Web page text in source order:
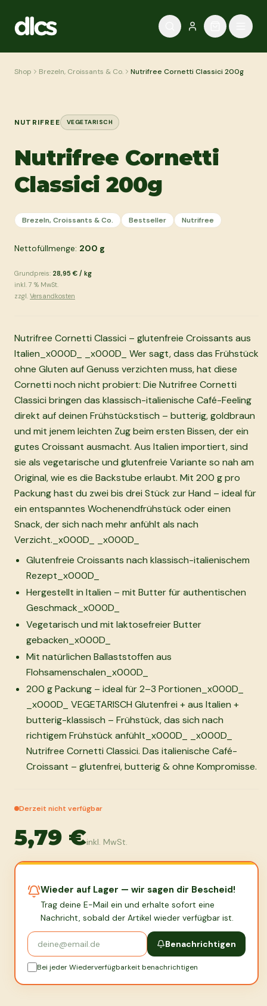
Shop Brezeln, Croissants & Co. Nutrifree Cornetti Classici 200g
NUTRIFREE VEGETARISCH
Nutrifree Cornetti
Classici 200g
Brezeln, Croissants & Co. Bestseller Nutrifree
Nettofüllmenge: 200 g
Grundpreis: 28,95 € / kg
inkl. 7 % MwSt.
zzgl. Versandkosten
Nutrifree Cornetti Classici – glutenfreie Croissants aus
Italien_x000D_ _x000D_ Wer sagt, dass das Frühstück
ohne Gluten auf Genuss verzichten muss, hat diese
Cornetti noch nicht probiert: Die Nutrifree Cornetti
Classici bringen das klassisch-italienische Café-Feeling
direkt auf deinen Frühstückstisch – butterig, goldbraun
und mit jenem leichten Zug beim ersten Bissen, der ein
gutes Croissant ausmacht. Aus Italien importiert, sind
sie als vegetarische und glutenfreie Variante so nah am
Original, wie es die Backstube erlaubt. Mit 200 g pro
Packung hast du zwei bis drei Stück zur Hand – ideal für
ein entspanntes Wochenendfrühstück oder einen
Snack, der sich nach mehr anfühlt als nach
Verzicht._x000D_ _x000D_
Glutenfreie Croissants nach klassisch-italienischem
Rezept_x000D_
Hergestellt in Italien – mit Butter für authentischen
Geschmack_x000D_
Vegetarisch und mit laktosefreier Butter
gebacken_x000D_
Mit natürlichen Ballaststoffen aus
Flohsamenschalen_x000D_
200 g Packung – ideal für 2–3 Portionen_x000D_
_x000D_ VEGETARISCH Glutenfrei + aus Italien +
butterig-klassisch – Frühstück, das sich nach
richtigem Frühstück anfühlt_x000D_ _x000D_
Nutrifree Cornetti Classici. Das italienische Café-
Croissant – glutenfrei, butterig & ohne Kompromisse.
Derzeit nicht verfügbar
5,79 €inkl. MwSt.
Wieder auf Lager — wir sagen dir Bescheid!
Trag deine E-Mail ein und erhalte sofort eine
Nachricht, sobald der Artikel wieder verfügbar ist.
Benachrichtigen
Bei jeder Wiederverfügbarkeit benachrichtigen